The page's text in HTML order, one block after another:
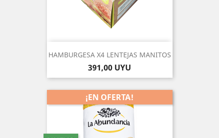
HAMBURGESA X4 LENTEJAS MANITOS
Precio
391,00 UYU
¡EN OFERTA!